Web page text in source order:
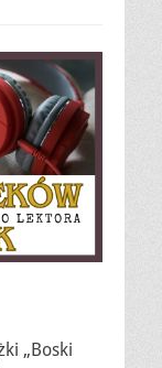
„Boski